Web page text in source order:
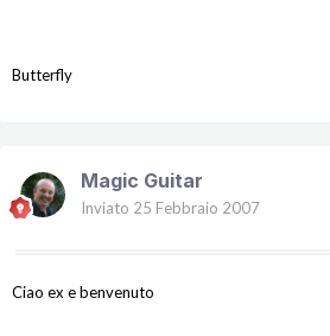
Butterfly
Magic Guitar
Inviato 25 Febbraio 2007
Ciao ex e benvenuto